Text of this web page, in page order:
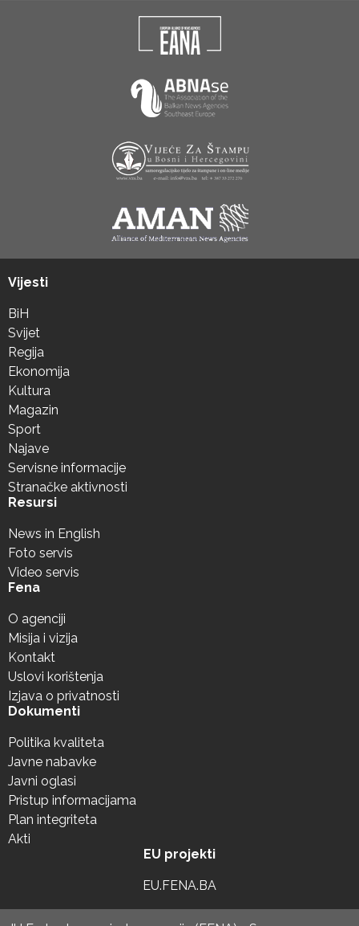
Vijesti
BiH
Svijet
Regija
Ekonomija
Kultura
Magazin
Sport
Najave
Servisne informacije
Stranačke aktivnosti
Resursi
News in English
Foto servis
Video servis
Fena
O agenciji
Misija i vizija
Kontakt
Uslovi korištenja
Izjava o privatnosti
Dokumenti
Politika kvaliteta
Javne nabavke
Javni oglasi
Pristup informacijama
Plan integriteta
Akti
EU projekti
EU.FENA.BA